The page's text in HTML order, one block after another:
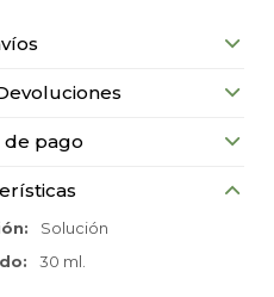
de pago
Solución
30 ml.